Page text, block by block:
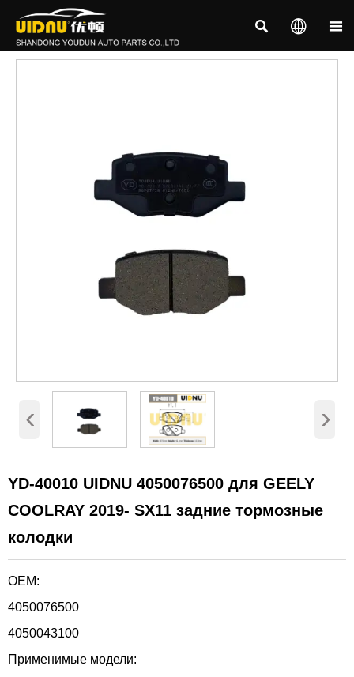
  
‹ ›
YD-40010 UIDNU 4050076500 для GEELY
COOLRAY 2019- SX11 задние тормозные
колодки
OEM:
4050076500
4050043100
Применимые модели: